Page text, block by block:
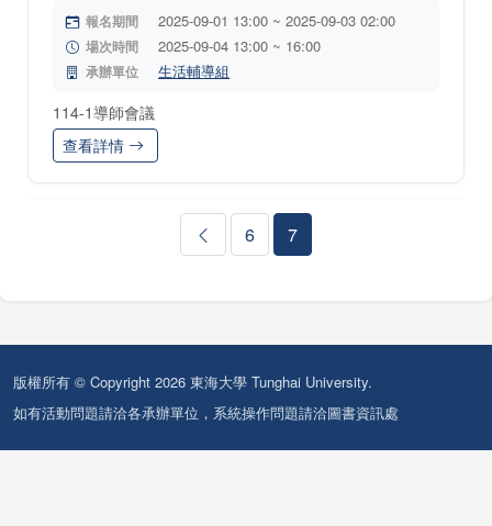
報名期間 2025-09-01 13:00 ~ 2025-09-03 02:00
場次時間 2025-09-04 13:00 ~ 16:00
承辦單位 生活輔導組
114-1導師會議
查看詳情
6 7
版權所有 © Copyright 2026 東海大學 Tunghai University.
如有活動問題請洽各承辦單位，系統操作問題請洽圖書資訊處